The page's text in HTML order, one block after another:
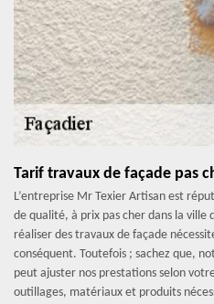
Tarif travaux de façade pas
L’entreprise Mr Texier Artisan est
de qualité, à prix pas cher dans la ville
réaliser des travaux de façade
conséquent. Toutefois ; sachez que,
peut ajuster nos prestations selon
outillages, matériaux et produits